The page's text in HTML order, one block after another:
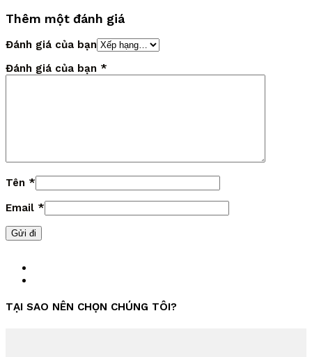
Thêm một đánh giá
Đánh giá của bạn
Đánh giá của bạn *
Tên *
Email *
TẠI SAO NÊN CHỌN CHÚNG TÔI?